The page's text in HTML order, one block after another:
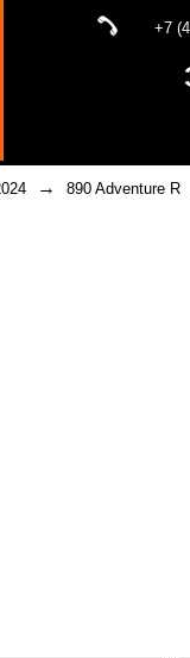
+7
→ 890 Adventure R